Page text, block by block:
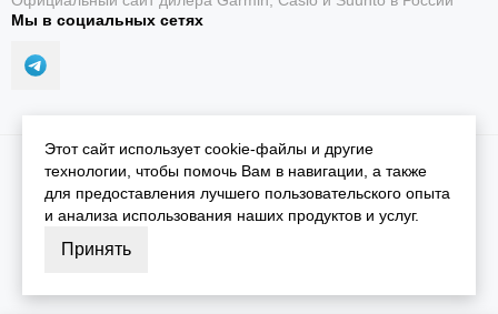
Мы в социальных сетях
2026 © iGarmin.Карта сайта
Этот сайт использует cookie-файлы и другие
технологии, чтобы помочь Вам в навигации, а также
для предоставления лучшего пользовательского опыта
и анализа использования наших продуктов и услуг.
Принять